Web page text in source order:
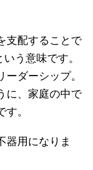
支配することで
う意味です。
ダーシップ。
に、家庭の中で
。
器用になりま